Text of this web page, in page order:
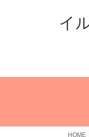
ス
ン
イ
HOME